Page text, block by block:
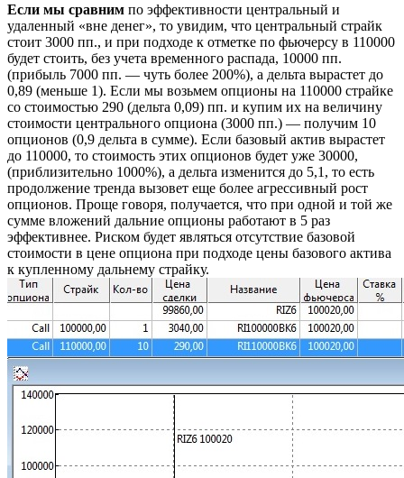
Если мы сравним по эффективности центральный и
удаленный «вне денег», то увидим, что центральный страйк
стоит 3000 пп., и при подходе к отметке по фьючерсу в 110000
будет стоить, без учета временного распада, 10000 пп.
(прибыль 7000 пп. — чуть более 200%), а дельта вырастет до
0,89 (меньше 1). Если мы возьмем опционы на 110000 страйке
со стоимостью 290 (дельта 0,09) пп. и купим их на величину
стоимости центрального опциона (3000 пп.) — получим 10
опционов (0,9 дельта в сумме). Если базовый актив вырастет
до 110000, то стоимость этих опционов будет уже 30000,
(приблизительно 1000%), а дельта изменится до 5,1, то есть
продолжение тренда вызовет еще более агрессивный рост
опционов. Проще говоря, получается, что при одной и той же
сумме вложений дальние опционы работают в 5 раз
эффективнее. Риском будет являться отсутствие базовой
стоимости в цене опциона при подходе цены базового актива
к купленному дальнему страйку.